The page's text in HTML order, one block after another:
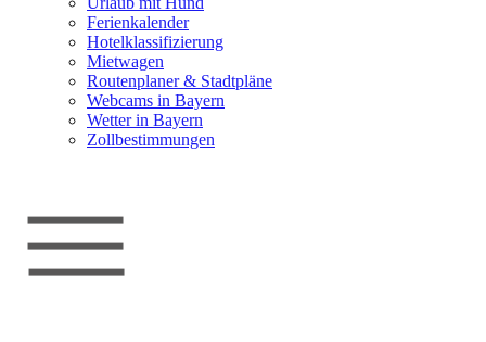
Ferienkalender
Hotelklassifizierung
Mietwagen
Routenplaner & Stadtpläne
Webcams in Bayern
Wetter in Bayern
Zollbestimmungen